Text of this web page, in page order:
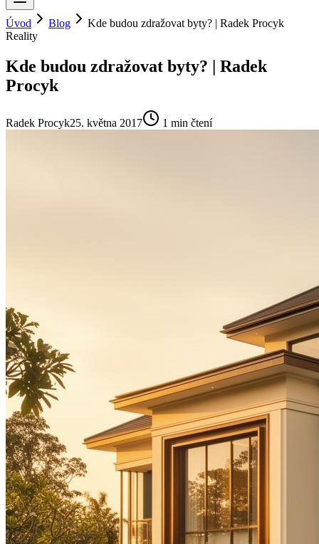
Úvod Blog
Kde budou zdražovat byty? | Radek Procyk
Reality
Kde budou zdražovat byty? | Radek
Procyk
Radek Procyk25. května 2017 1 min čtení